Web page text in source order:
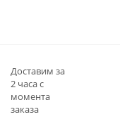
Доставим за
2 часа с
момента
заказа